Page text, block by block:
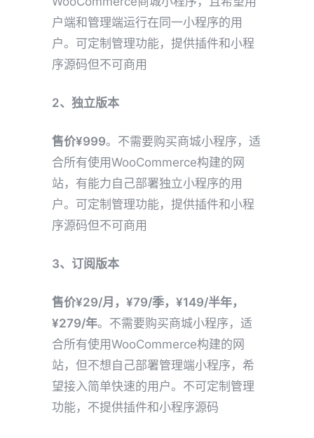
户端和管理端运行在同一小程序的用
户。可定制管理功能，提供插件和小程
序源码但不可商用
2、独立版本
售价¥999。不需要购买商城小程序，适
合所有使用WooCommerce构建的网
站，有能力自己部署独立小程序的用
户。可定制管理功能，提供插件和小程
序源码但不可商用
3、订阅版本
售价¥29/月，¥79/季，¥149/半年，
¥279/年。不需要购买商城小程序，适
合所有使用WooCommerce构建的网
站，但不想自己部署管理端小程序，希
望接入简单快速的用户。不可定制管理
功能，不提供插件和小程序源码